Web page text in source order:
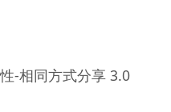
-相同方式分享 3.0